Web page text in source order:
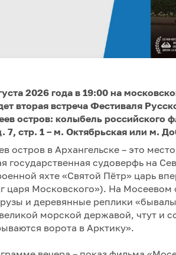
2026 года в 19:00 на
вторая встреча Фестиваля
остров: колыбель российского
7, стр. 1 – м. Октябрьская или м.
остров в Архангельске – это
государственная судоверфь на
яхте «Святой Пётр» царь
царя Московского»). На Мосеевом
и деревянные реплики
морской державой, чтут и
ворота в Арктику».